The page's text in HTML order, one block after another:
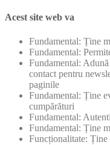
Acest site web va
Fundamental: Ține
Fundamental:
Fundamental:
contact pentru
paginile
Fundamental: Ține
cumpărături
Fundamental:
Fundamental: Ține
Funcționalitate: Ține